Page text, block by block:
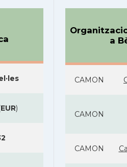
EUR)
a
CAMON
CAMON
CAMON